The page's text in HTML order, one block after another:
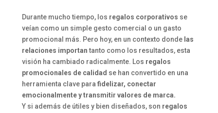
Durante mucho tiempo, los regalos corporativos se
veían como un simple gesto comercial o un gasto
promocional más. Pero hoy, en un contexto donde las
relaciones importantanto como los resultados, esta
visión ha cambiado radicalmente. Los regalos
promocionales de calidad se han convertido en una
herramienta clave para fidelizar, conectar
emocionalmente y transmitir valores de marca.
Y si además de útiles y bien diseñados, son regalos